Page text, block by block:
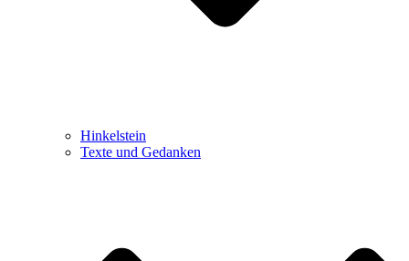
Hinkelstein
Texte und Gedanken